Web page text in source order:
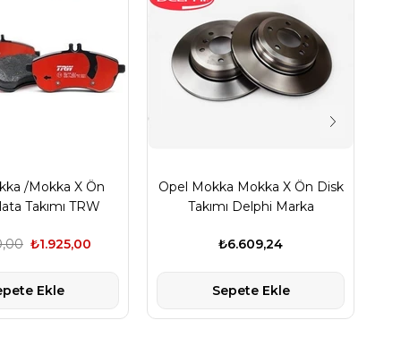
/Mokka X Ön
Takımı TRW
₺1.925,00
Ekle
Opel Mokka Mokka X Ön Disk
Takımı Delphi Marka
₺6.609,24
Sepete Ekle